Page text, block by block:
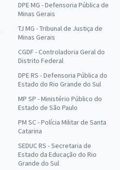
DPE MG - Defensoria Pública de
Minas Gerais
TJ MG - Tribunal de Justiça de
Minas Gerais
CGDF - Controladoria Geral do
Distrito Federal
DPE RS - Defensoria Pública do
Estado do Rio Grande do Sul
MP SP - Ministério Público do
Estado de São Paulo
PM SC - Polícia Militar de Santa
Catarina
SEDUC RS - Secretaria de
Estado da Educação do Rio
Grande do Sul